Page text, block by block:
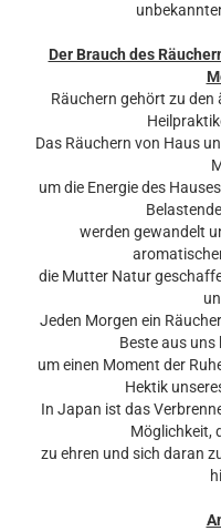
Der Brauch des
Räuchern gehört zu den
Das Räuchern von Haus
um die Energie des
werden gewandelt
die Mutter Natur
Jeden Morgen ein
Beste aus uns
um einen Moment der
Hektik
In Japan ist das
Möglichkeit,
zu ehren und sich daran